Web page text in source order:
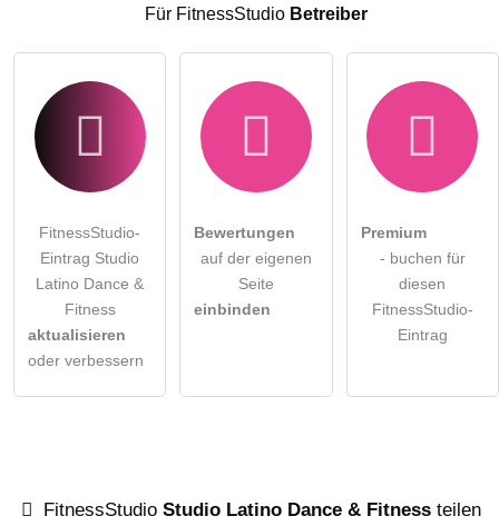
FitnessStudio-Eintrag zu stellen.
Für FitnessStudio Betreiber
FitnessStudio-
Eintrag Studio
Latino Dance &
Fitness
aktualisieren
oder verbessern
Bewertungen
auf der eigenen
Seite
einbinden
Premium
- buchen für
diesen
FitnessStudio-
Eintrag
FitnessStudioStudio Latino Dance & Fitness teilen